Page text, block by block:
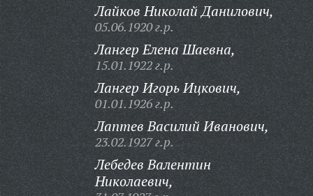
Лайков Николай Данилович,
05.06.1920 г.р.
Лангер Елена Шаевна,
15.01.1922 г.р.
Лангер Игорь Ицкович,
01.01.1926 г.р.
Лаптев Василий Иванович,
23.02.1927 г.р.
Лебедев Валентин
Николаевич,